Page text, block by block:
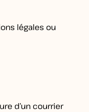
légales ou
d’un courrier